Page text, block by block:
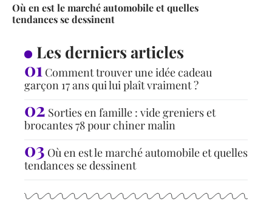
Où en est le marché automobile et quelles
tendances se dessinent
Les derniers articles
Comment trouver une idée cadeau
garçon 17 ans qui lui plaît vraiment ?
Sorties en famille : vide greniers et
brocantes 78 pour chiner malin
Où en est le marché automobile et quelles
tendances se dessinent